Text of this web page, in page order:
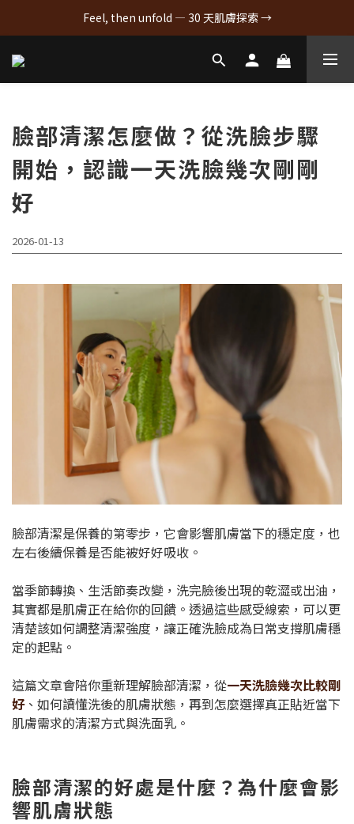
Feel, then unfold — 30 天肌膚探索 →
臉部清潔怎麼做？從洗臉步驟
開始，認識一天洗臉幾次剛剛
好
2026-01-13
臉部清潔是保養的第零步，它會影響肌膚當下的穩定度，也
左右後續保養是否能被好好吸收。
當季節轉換、生活節奏改變，洗完臉後出現的乾澀或出油，
其實都是肌膚正在給你的回饋。透過這些感受線索，可以更
清楚該如何調整清潔強度，讓正確洗臉成為日常支撐肌膚穩
定的起點。
這篇文章會陪你重新理解臉部清潔，從一天洗臉幾次比較剛
好、如何讀懂洗後的肌膚狀態，再到怎麼選擇真正貼近當下
肌膚需求的清潔方式與洗面乳。
臉部清潔的好處是什麼？為什麼會影
響肌膚狀態